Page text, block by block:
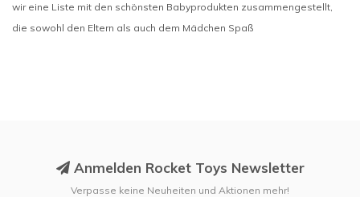
wir eine Liste mit den schönsten Babyprodukten zusammengestellt,
die sowohl den Eltern als auch dem Mädchen Spaß
Anmelden Rocket Toys Newsletter
Verpasse keine Neuheiten und Aktionen mehr!